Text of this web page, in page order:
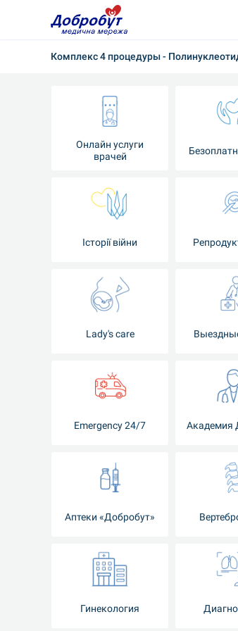
Комплекс 4 процедуры -
Онлайн услуги
врачей
Iсторії війни
Lady's care
Emergency 24/7 Академия
Аптеки «Добробут»
Гинекология